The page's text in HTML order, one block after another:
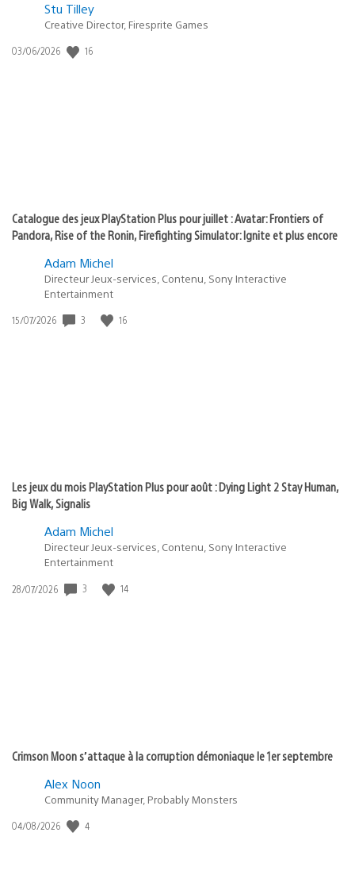
Postée
:
Stu Tilley
Creative Director, Firesprite Games
Date
03/06/2026 16
Catalogue des jeux PlayStation Plus pour juillet : Avatar: Frontiers of
Pandora, Rise of the Ronin, Firefighting Simulator: Ignite et plus encore
Adam Michel
Directeur Jeux-services, Contenu, Sony Interactive
Entertainment
Date
15/07/2026 3 16
Les jeux du mois PlayStation Plus pour août : Dying Light 2 Stay Human,
Big Walk, Signalis
Adam Michel
Directeur Jeux-services, Contenu, Sony Interactive
Entertainment
Date
28/07/2026 3 14
Crimson Moon s’attaque à la corruption démoniaque le 1er septembre
Alex Noon
Community Manager, Probably Monsters
Date
04/08/2026 4